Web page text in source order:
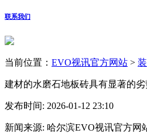
联系我们
当前位置： EVO视讯官方网站 >
建材的水磨石地板砖具有显著的劣
发布时间: 2026-01-12 23:10
新闻来源: 哈尔滨EVO视讯官方网